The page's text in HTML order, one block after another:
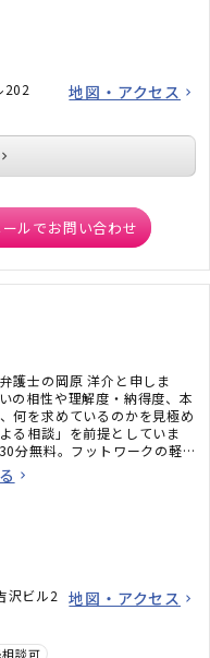
202 地図・アクセス
ルでお問い合わせ
護士の岡原 洋介と申しま
の相性や理解度・納得度、本
何を求めているのかを見極め
る相談」を前提としていま
分無料。フットワークの軽
ます。岡山県内であれば、ご
士が伺う出張相談も積極的に
沢ビル2
地図・アクセス
談可